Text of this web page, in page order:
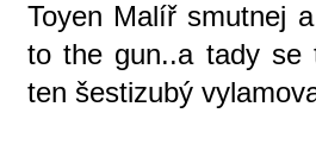
Toyen Malíř smutnej
to the gun..a tady se
ten šestizubý